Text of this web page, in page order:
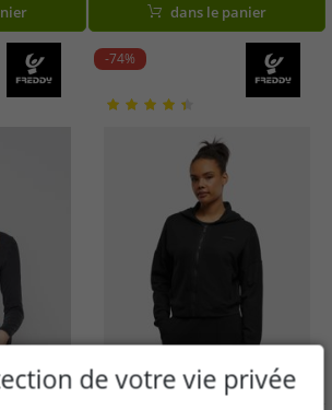
dans le panier
-74%
de votre vie privée